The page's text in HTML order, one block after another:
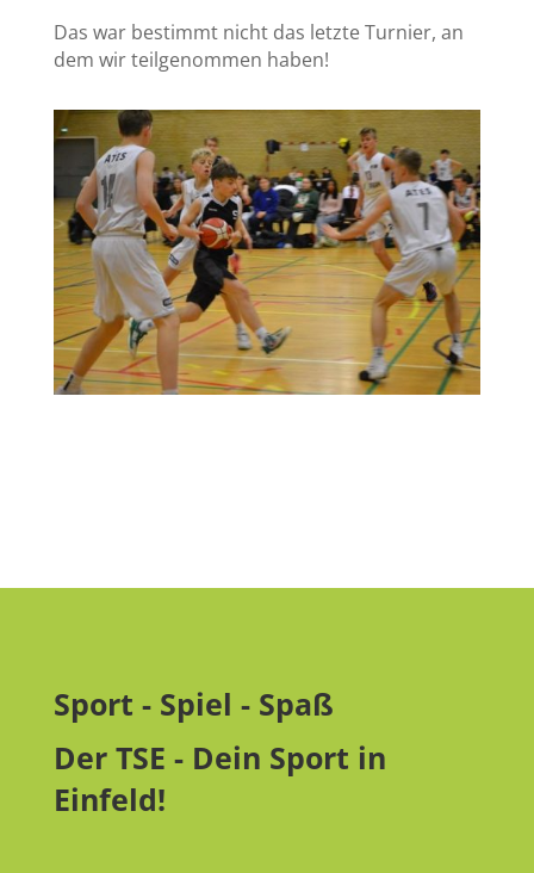
Das war bestimmt nicht das letzte Turnier, an
dem wir teilgenommen haben!
Sport - Spiel - Spaß
Der TSE - Dein Sport in
Einfeld!